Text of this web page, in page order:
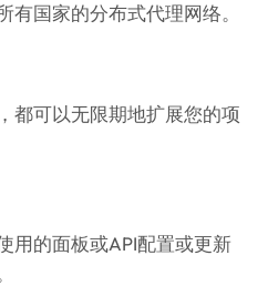
有国家的分布式代理网络。
都可以无限期地扩展您的项
用的面板或API配置或更新